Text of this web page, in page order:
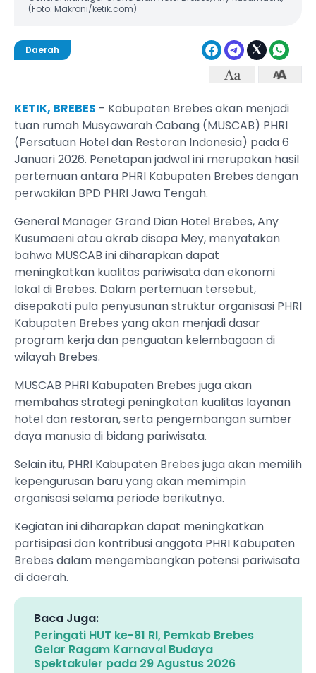
(Foto: Makroni/ketik.com)
Daerah
KETIK, BREBES – Kabupaten Brebes akan menjadi
tuan rumah Musyawarah Cabang (MUSCAB) PHRI
(Persatuan Hotel dan Restoran Indonesia) pada 6
Januari 2026. Penetapan jadwal ini merupakan hasil
pertemuan antara PHRI Kabupaten Brebes dengan
perwakilan BPD PHRI Jawa Tengah.
‎‎General Manager Grand Dian Hotel Brebes, Any
Kusumaeni atau akrab disapa Mey, menyatakan
bahwa MUSCAB ini diharapkan dapat
meningkatkan kualitas pariwisata dan ekonomi
lokal di Brebes. Dalam pertemuan tersebut,
disepakati pula penyusunan struktur organisasi PHRI
Kabupaten Brebes yang akan menjadi dasar
program kerja dan penguatan kelembagaan di
wilayah Brebes.
‎MUSCAB PHRI Kabupaten Brebes juga akan
membahas strategi peningkatan kualitas layanan
hotel dan restoran, serta pengembangan sumber
daya manusia di bidang pariwisata.
‎Selain itu, PHRI Kabupaten Brebes juga akan memilih
kepengurusan baru yang akan memimpin
organisasi selama periode berikutnya.
‎Kegiatan ini diharapkan dapat meningkatkan
partisipasi dan kontribusi anggota PHRI Kabupaten
Brebes dalam mengembangkan potensi pariwisata
di daerah.
Baca Juga:
Peringati HUT ke-81 RI, Pemkab Brebes
Gelar Ragam Karnaval Budaya
Spektakuler pada 29 Agustus 2026